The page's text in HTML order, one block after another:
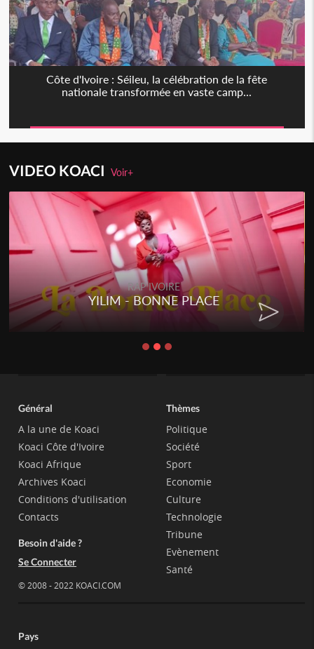
Côte d'Ivoire : Séileu, la célébration de la fête
nationale transformée en vaste camp...
VIDEO KOACIVoir+
RAP IVOIRE
YILIM - BONNE PLACE
Général
A la une de Koaci
Koaci Côte d'Ivoire
Koaci Afrique
Archives Koaci
Conditions d'utilisation
Contacts
Besoin d'aide ?
Se Connecter
© 2008 - 2022 KOACI.COM
Thèmes
Politique
Société
Sport
Economie
Culture
Technologie
Tribune
Evènement
Santé
Pays